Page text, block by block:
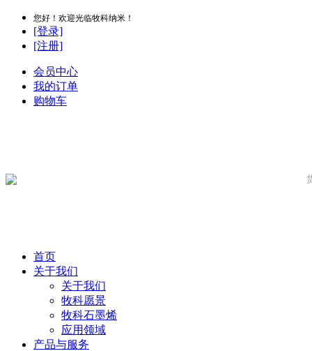
您好！欢迎光临牧科纳米！
[登录]
[注册]
会员中心
我的订单
购物车
首页
关于我们
关于我们
牧科愿景
牧科石墨烯
应用领域
产品与服务